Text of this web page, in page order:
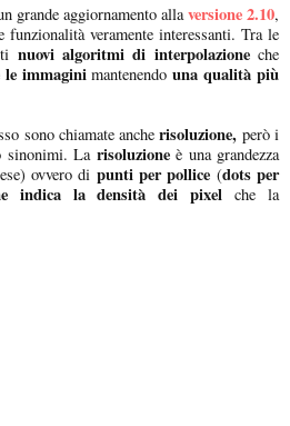
grande aggiornamento alla versione 2.10,
veramente interessanti. Tra le
nuovi algoritmi di interpolazioneche
le immaginimantenendouna qualità più
sono chiamate anche risoluzione, però i
sinonimi. La risoluzioneè una grandezza
ovvero di punti per pollice (dots per
indica la densità dei pixel che la